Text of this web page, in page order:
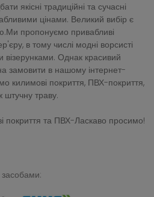
якісні традиційні та сучасні
цінами. Великий вибір є
пропонуємо привабливі
в тому числі модні ворсисті
візерунками. Однак красивий
замовити в нашому інтернет-
килимові покриття, ПВХ-покриття,
штучну траву.
покриття та ПВХ-Ласкаво просимо!
засобами: